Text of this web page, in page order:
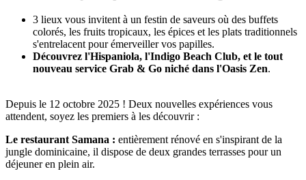
3 lieux vous invitent à un festin de saveurs où des buffets
colorés, les fruits tropicaux, les épices et les plats traditionnels
s'entrelacent pour émerveiller vos papilles.
Découvrez l'Hispaniola, l'Indigo Beach Club, et le tout
nouveau service Grab & Go niché dans l'Oasis Zen.
Depuis le 12 octobre 2025 ! Deux nouvelles expériences vous
attendent, soyez les premiers à les découvrir :
Le restaurant Samana : entièrement rénové en s'inspirant de la
jungle dominicaine, il dispose de deux grandes terrasses pour un
déjeuner en plein air.​